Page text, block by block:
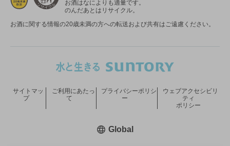
お酒はなによりも適量です。
のんだあとはリサイクル。
お酒に関する情報の20歳未満の方への転送および共有はご遠慮ください。
サイトマッ
プ
ご利用にあたっ
て
プライバシーポリシ
ー
ウェブアクセシビリ
ティ
ポリシー
Global新しいウィンドウで開く